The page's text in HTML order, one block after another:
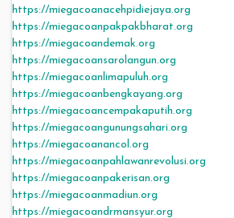
https://miegacoanacehpidiejaya.org
https://miegacoanpakpakbharat.org
https://miegacoandemak.org
https://miegacoansarolangun.org
https://miegacoanlimapuluh.org
https://miegacoanbengkayang.org
https://miegacoancempakaputih.org
https://miegacoangunungsahari.org
https://miegacoanancol.org
https://miegacoanpahlawanrevolusi.org
https://miegacoanpakerisan.org
https://miegacoanmadiun.org
https://miegacoandrmansyur.org